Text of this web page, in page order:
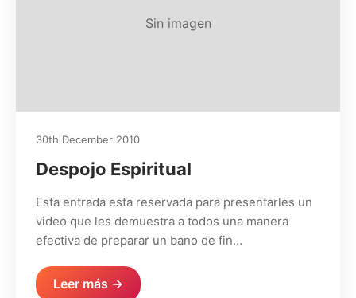
Sin imagen
30th December 2010
Despojo Espiritual
Esta entrada esta reservada para presentarles un
video que les demuestra a todos una manera
efectiva de preparar un bano de fin…
Leer más →